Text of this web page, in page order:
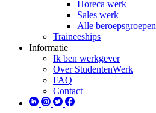
Horeca werk
Sales werk
Alle beroepsgroepen
Traineeships
Informatie
Ik ben werkgever
Over StudentenWerk
FAQ
Contact